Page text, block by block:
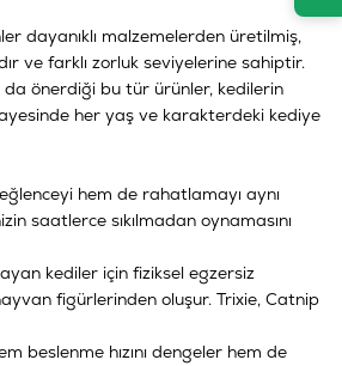
dayanıklı malzemelerden üretilmiş,
ve farklı zorluk seviyelerine sahiptir.
da önerdiği bu tür ürünler, kedilerin
her yaş ve karakterdeki kediye
hem de rahatlamayı aynı
saatlerce sıkılmadan oynamasını
kediler için fiziksel egzersiz
hayvan figürlerinden oluşur. Trixie, Catnip
beslenme hızını dengeler hem de